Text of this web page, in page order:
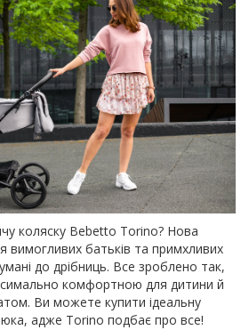
коляску Bebetto Torino? Нова
вимогливих батьків та примхливих
до дрібниць. Все зроблено так,
комфортною для дитини й
Ви можете купити ідеальну
адже Torino подбає про все!